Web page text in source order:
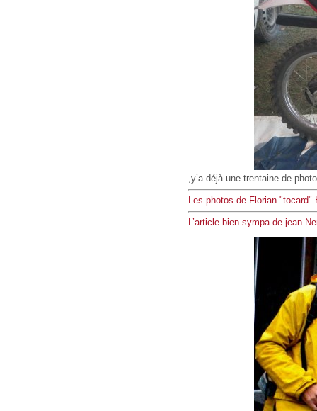
,y’a déjà une trentaine de
Les photos de Florian "tocard"
L’article bien sympa de jean